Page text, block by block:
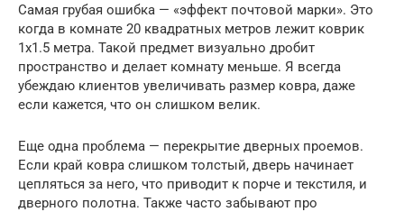
Самая грубая ошибка — «эффект почтовой марки». Это
когда в комнате 20 квадратных метров лежит коврик
1х1.5 метра. Такой предмет визуально дробит
пространство и делает комнату меньше. Я всегда
убеждаю клиентов увеличивать размер ковра, даже
если кажется, что он слишком велик.
Еще одна проблема — перекрытие дверных проемов.
Если край ковра слишком толстый, дверь начинает
цепляться за него, что приводит к порче и текстиля, и
дверного полотна. Также часто забывают про